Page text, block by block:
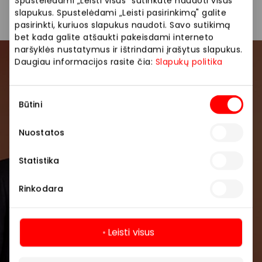
slapukus. Spustelėdami „Leisti pasirinkimą" galite
pasirinkti, kuriuos slapukus naudoti. Savo sutikimą
bet kada galite atšaukti pakeisdami interneto
naršyklės nustatymus ir ištrindami įrašytus slapukus.
Daugiau informacijos rasite čia: Slapukų politika
pasirinkimas
Būtini
Nuostatos
Statistika
Rinkodara
Leisti visus
Prisijunkite prie mūsų
bendruomenės
Pirmieji sužinokite apie geriausius pasiūlymus,
renginius ir naujausią informaciją iš AKROPOLIS
Prenumeruoti
Daugiau